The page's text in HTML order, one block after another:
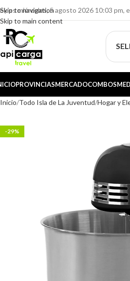
Skip to navigation
Skip to main content
es miércoles, 5 agosto 2026 10:03 pm,
PROVINCIASMERCADOCOMBOS
Inicio Todo Isla de La Juventud Hogar y
-29%